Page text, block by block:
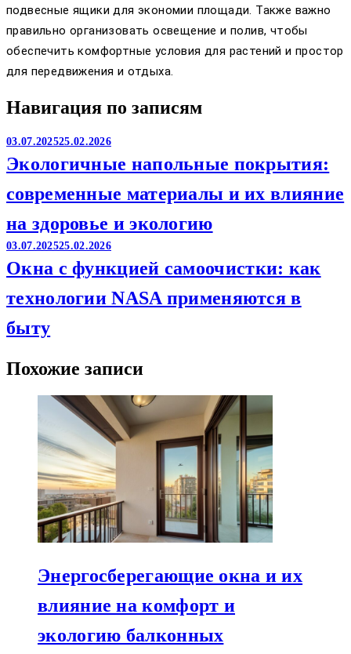
подвесные ящики для экономии площади. Также важно
правильно организовать освещение и полив, чтобы
обеспечить комфортные условия для растений и простор
для передвижения и отдыха.
Навигация по записям
03.07.202525.02.2026
Экологичные напольные покрытия:
современные материалы и их влияние
на здоровье и экологию
03.07.202525.02.2026
Окна с функцией самоочистки: как
технологии NASA применяются в
быту
Похожие записи
Энергосберегающие окна и их
влияние на комфорт и
экологию балконных